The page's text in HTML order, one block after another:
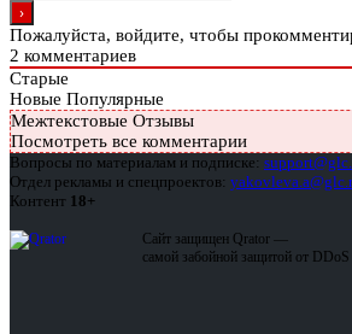
Пожалуйста, войдите, чтобы
2 комментариев
Старые
Новые Популярные
Межтекстовые Отзывы
Посмотреть все комментарии
Вопросы по материалам и подписке:
Отдел рекламы и спецпроектов:
Контент 18+
Сайт защищен Qrator —
самой забойной защитой от